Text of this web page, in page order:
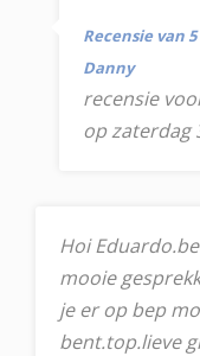
Recensie van 5
Danny
recensie
op zaterdag
Hoi
mooie
je er op bep
bent.top.lieve